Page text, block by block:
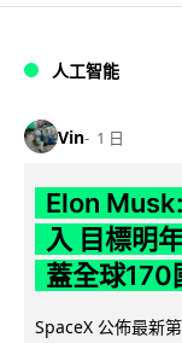
人工智能
Vin 1 日
Elon
入 目標明
蓋全球170
SpaceX 公佈最新